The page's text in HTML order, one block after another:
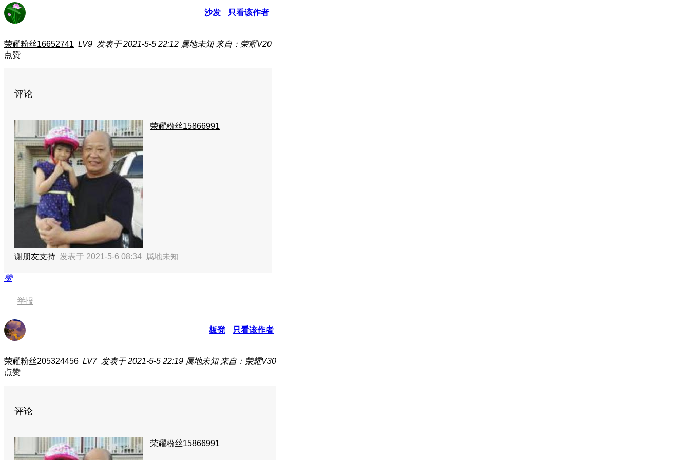
沙发 只看该作者
荣耀粉丝16652741 LV9 发表于 2021-5-5 22:12 属地未知 来自：荣耀V20
点赞
评论
荣耀粉丝15866991
谢朋友支持 发表于 2021-5-6 08:34 属地未知
赞
举报
板凳 只看该作者
荣耀粉丝205324456 LV7 发表于 2021-5-5 22:19 属地未知 来自：荣耀V30
点赞
评论
荣耀粉丝15866991